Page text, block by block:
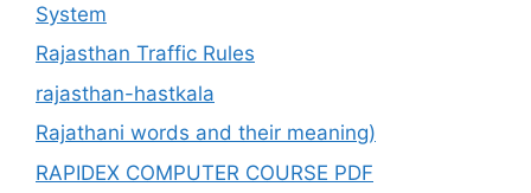
System
Rajasthan Traffic Rules
rajasthan-hastkala
Rajathani words and their meaning)
RAPIDEX COMPUTER COURSE PDF